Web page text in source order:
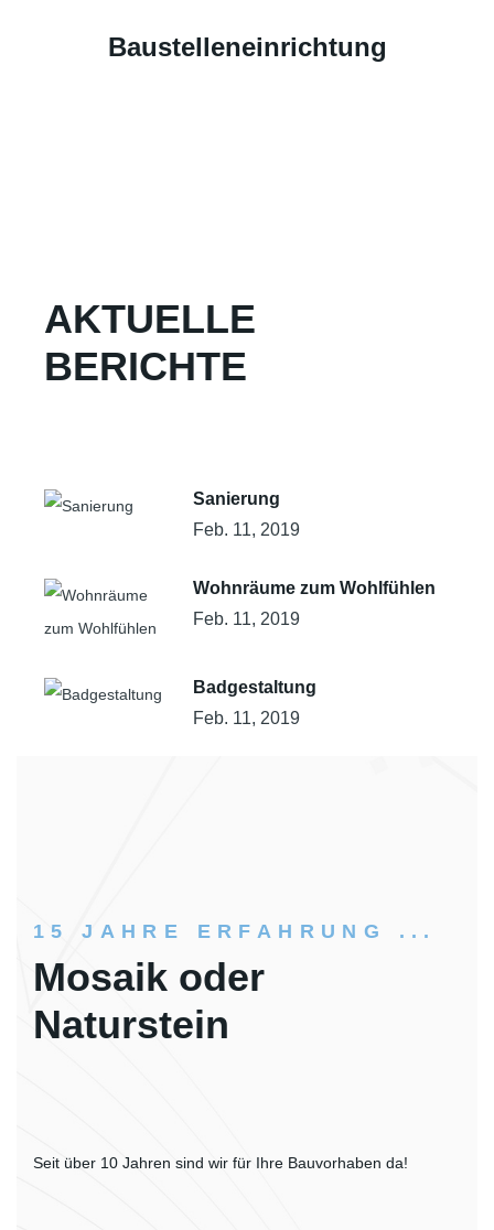
Baustelleneinrichtung
AKTUELLE
BERICHTE
Sanierung
Feb. 11, 2019
Wohnräume zum Wohlfühlen
Feb. 11, 2019
Badgestaltung
Feb. 11, 2019
15 JAHRE ERFAHRUNG ...
Mosaik oder
Naturstein
Seit über 10 Jahren sind wir für Ihre Bauvorhaben da!